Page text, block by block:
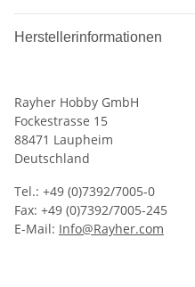
Herstellerinformationen
Rayher Hobby GmbH
Fockestrasse 15
88471 Laupheim
Deutschland
Tel.: +49 (0)7392/7005-0
Fax: +49 (0)7392/7005-245
E-Mail: Info@Rayher.com